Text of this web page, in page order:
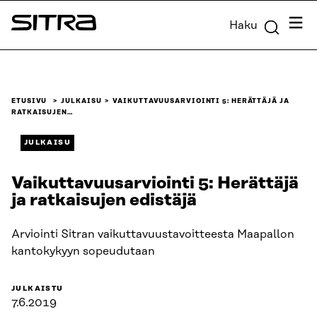
Siirry
suoraan
Sitra Haku
ETUSIVU JULKAISU
VAIKUTTAVUUSARVIOINTI 5: HERÄTTÄJÄ JA
RATKAISUJEN…
JULKAISU
Vaikuttavuusarviointi 5: Herättäjä
ja ratkaisujen edistäjä
Arviointi Sitran vaikuttavuustavoitteesta Maapallon
kantokykyyn sopeudutaan
JULKAISTU
7.6.2019